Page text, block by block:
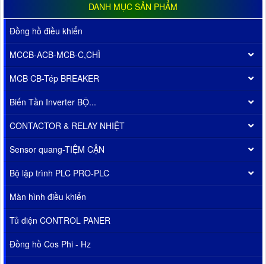
DANH MỤC SẢN PHẨM
Đồng hồ điều khiển
MCCB-ACB-MCB-C,CHÌ
MCB CB-Tép BREAKER
Biến Tần Inverter BỘ...
CONTACTOR & RELAY NHIỆT
Sensor quang-TIỆM CẬN
Bộ lập trình PLC PRO-PLC
Màn hình điều khiển
Tủ điện CONTROL PANER
Đồng hồ Cos Phi - Hz